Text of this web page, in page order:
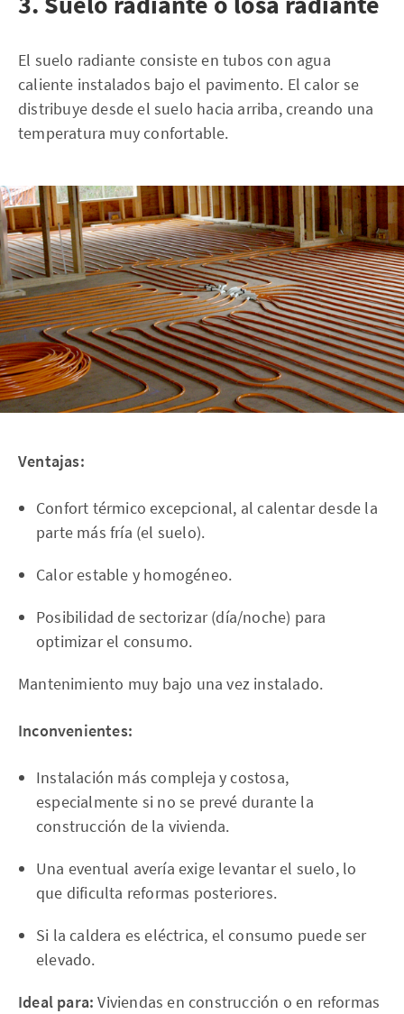
El suelo radiante consiste en tubos con agua
caliente instalados bajo el pavimento. El calor se
distribuye desde el suelo hacia arriba, creando una
temperatura muy confortable.
Ventajas:
Confort térmico excepcional, al calentar desde la
parte más fría (el suelo).
Calor estable y homogéneo.
Posibilidad de sectorizar (día/noche) para
optimizar el consumo.
Mantenimiento muy bajo una vez instalado.
Inconvenientes:
Instalación más compleja y costosa,
especialmente si no se prevé durante la
construcción de la vivienda.
Una eventual avería exige levantar el suelo, lo
que dificulta reformas posteriores.
Si la caldera es eléctrica, el consumo puede ser
elevado.
Ideal para: Viviendas en construcción o en reformas